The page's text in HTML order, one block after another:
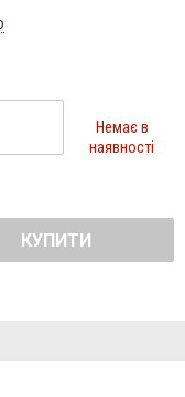
Немає в
наявності
КУПИТИ